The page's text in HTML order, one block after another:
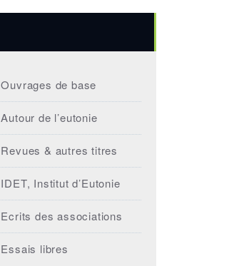
Ouvrages de base
Autour de l’eutonie
Revues & autres titres
IDET, Institut d’Eutonie
Ecrits des associations
Essais libres